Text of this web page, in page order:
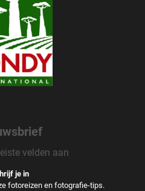
velden aan
je in
fotoreizen en fotografie-tips.